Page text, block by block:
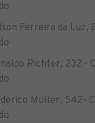
Ferreira da Luz,
Richter, 232 -
Müller, 542-